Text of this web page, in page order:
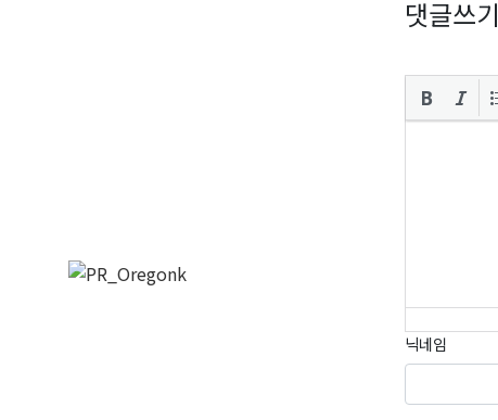
댓글쓰기
닉네임